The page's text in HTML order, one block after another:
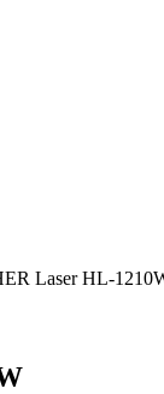
Laser HL-